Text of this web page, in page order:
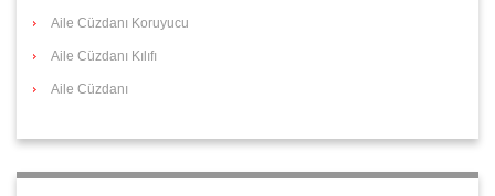
Aile Cüzdanı Koruyucu
Aile Cüzdanı Kılıfı
Aile Cüzdanı